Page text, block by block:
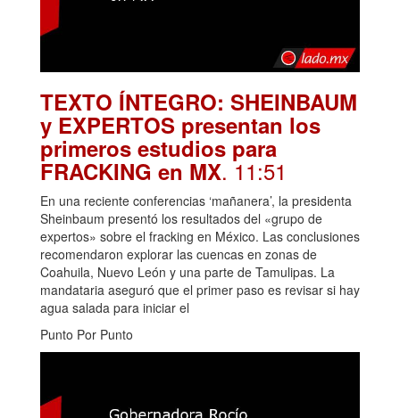
TEXTO ÍNTEGRO: SHEINBAUM
y EXPERTOS presentan los
primeros estudios para
FRACKING en MX. 11:51
En una reciente conferencias ‘mañanera’, la presidenta
Sheinbaum presentó los resultados del «grupo de
expertos» sobre el fracking en México. Las conclusiones
recomendaron explorar las cuencas en zonas de
Coahuila, Nuevo León y una parte de Tamulipas. La
mandataria aseguró que el primer paso es revisar si hay
agua salada para iniciar el
Punto Por Punto